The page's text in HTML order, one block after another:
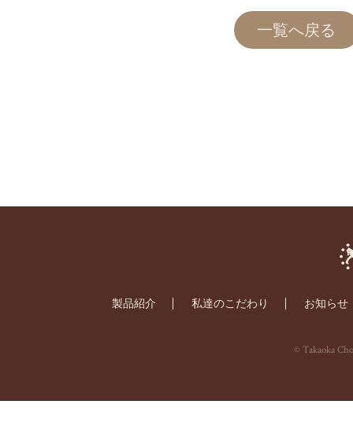
一覧へ戻る
製品紹介 私達のこだわり お知らせ
© Takaoka